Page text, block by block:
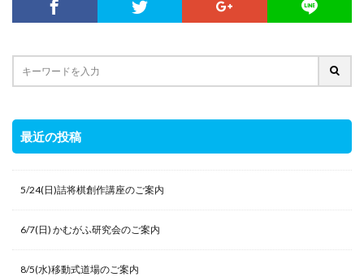
最近の投稿
5/24(日)詰将棋創作講座のご案内
6/7(日) かむがふ研究会のご案内
8/5(水)移動式道場のご案内